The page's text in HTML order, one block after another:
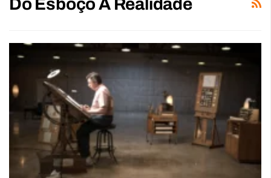
Do Esboço À Realidade